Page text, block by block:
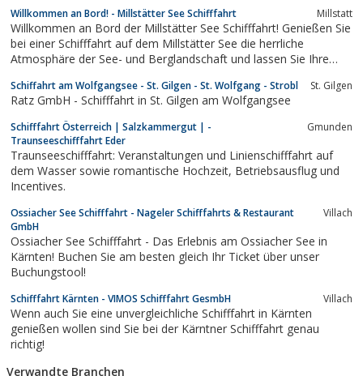
Willkommen an Bord! - Millstätter See Schifffahrt Millstatt
Willkommen an Bord der Millstätter See Schifffahrt! Genießen Sie
bei einer Schifffahrt auf dem Millstätter See die herrliche
Atmosphäre der See- und Berglandschaft und lassen Sie Ihre
Schiffahrt am Wolfgangsee - St. Gilgen - St. Wolfgang - Strobl St. Gilgen
Ratz GmbH - Schifffahrt in St. Gilgen am Wolfgangsee
Schifffahrt Österreich | Salzkammergut | -
Traunseeschifffahrt Eder
Gmunden
Traunseeschifffahrt: Veranstaltungen und Linienschifffahrt auf
dem Wasser sowie romantische Hochzeit, Betriebsausflug und
Incentives.
Ossiacher See Schifffahrt - Nageler Schifffahrts & Restaurant
GmbH
Villach
Ossiacher See Schifffahrt - Das Erlebnis am Ossiacher See in
Kärnten! Buchen Sie am besten gleich Ihr Ticket über unser
Buchungstool!
Schifffahrt Kärnten - VIMOS Schifffahrt GesmbH Villach
Wenn auch Sie eine unvergleichliche Schifffahrt in Kärnten
genießen wollen sind Sie bei der Kärntner Schifffahrt genau
richtig!
Verwandte Branchen